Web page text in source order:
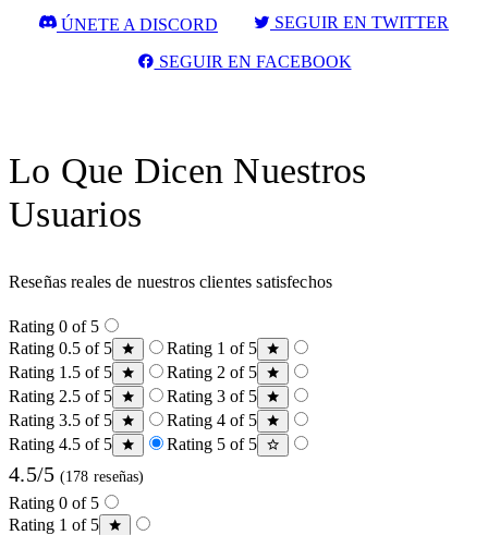
ÚNETE A DISCORD SEGUIR EN TWITTER
SEGUIR EN FACEBOOK
Lo Que Dicen Nuestros
Usuarios
Reseñas reales de nuestros clientes satisfechos
Rating 0 of 5
Rating 0.5 of 5
Rating 1 of 5
Rating 1.5 of 5
Rating 2 of 5
Rating 2.5 of 5
Rating 3 of 5
Rating 3.5 of 5
Rating 4 of 5
Rating 4.5 of 5
Rating 5 of 5
4.5/5 (178 reseñas)
Rating 0 of 5
Rating 1 of 5